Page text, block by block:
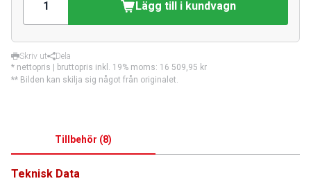
Lägg till i kundvagn
Skriv ut
Dela
* nettopris | bruttopris inkl. 19% moms: 16 509,95 kr
** Bilden kan skilja sig något från originalet.
Tillbehör (8)
Teknisk Data